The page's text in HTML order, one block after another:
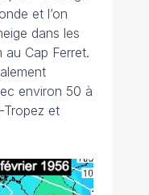
et l’on
dans les
Cap Ferret.
environ 50 à
et